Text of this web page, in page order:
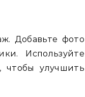
Добавьте фото
Используйте
чтобы улучшить